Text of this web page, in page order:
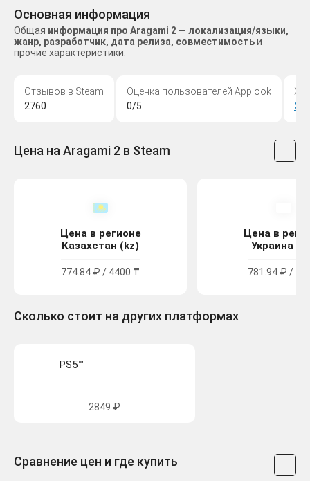
Основная информация
Общая информация про Aragami 2 — локализация/языки,
жанр, разработчик, дата релиза, совместимостьи
прочие характеристики.
Отзывов в Steam
2760
Оценка пользователей Applook
0/5
Цена на Aragami 2 в Steam
Цена в регионе
Казахстан (kz)
774.84 ₽ / 4400 ₸
Цена в
Украина
781.94 ₽ /
Сколько стоит на других платформах
PS5™
2849 ₽
Сравнение цен и где купить